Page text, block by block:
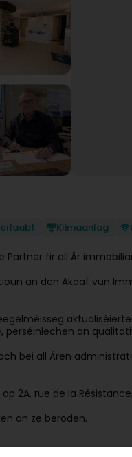
erlaabt Klimaanlag
Partner fir all Är
an den Akaaf vun
perséinlechen an
bei all Ären
2A, rue de la
an ze beroden.